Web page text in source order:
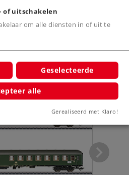
producten
of uitschakelen
om alle diensten in of uit te
Geselecteerde
alle
Gerealiseerd met Klaro!